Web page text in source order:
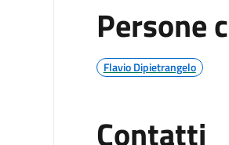
Persone
Flavio Dipietrangelo
Contatti